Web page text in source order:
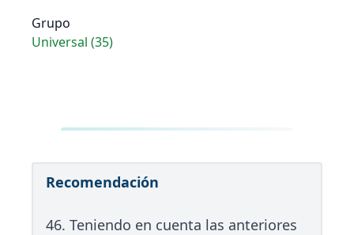
Grupo
Universal (35)
Recomendación
46. Teniendo en cuenta las anteriores